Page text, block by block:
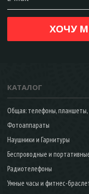
КАТАЛОГ
Общая: телефоны, планшеты,
Фотоаппараты
Наушники и Гарнитуры
Беспроводные и
Радиотелефоны
Умные часы и фитнес-